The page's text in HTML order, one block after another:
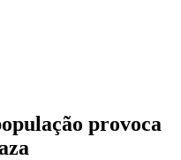
provoca